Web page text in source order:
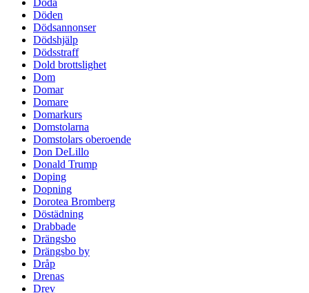
Döden
Dödsannonser
Dödshjälp
Dödsstraff
Dold brottslighet
Dom
Domar
Domare
Domarkurs
Domstolarna
Domstolars oberoende
Don DeLillo
Donald Trump
Doping
Dopning
Dorotea Bromberg
Döstädning
Drabbade
Drängsbo
Drängsbo by
Dråp
Drenas
Drev